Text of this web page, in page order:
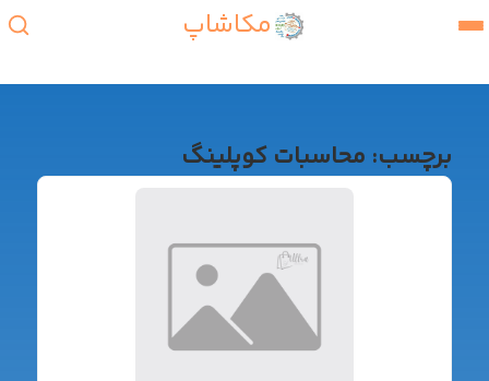
مکاشاپ
برچسب: محاسبات کوپلینگ